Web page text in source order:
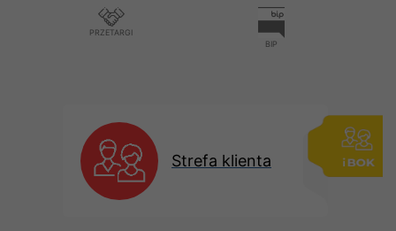
PRZETARGI
BIP
Strefa klienta